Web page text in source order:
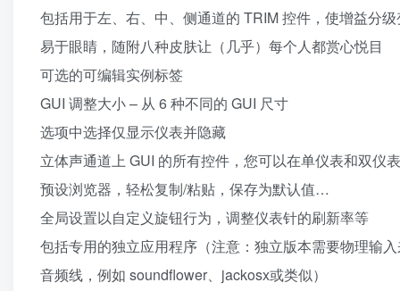
包括用于左、右、中、侧通道的 TRIM 控件，使增益分
易于眼睛，随附八种皮肤让（几乎）每个人都赏心悦目
可选的可编辑实例标签
GUI 调整大小 – 从 6 种不同的 GUI 尺寸
选项中选择仅显示仪表并隐藏
立体声通道上 GUI 的所有控件，您可以在单仪表和双仪
预设浏览器，轻松复制/粘贴，保存为默认值…
全局设置以自定义旋钮行为，调整仪表针的刷新率等
包括专用的独立应用程序（注意：独立版本需要物理输
音频线，例如 soundflower、jackosx或类似）